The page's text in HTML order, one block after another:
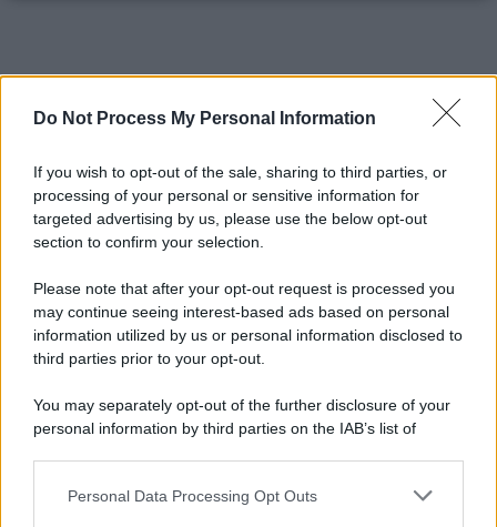
Do Not Process My Personal Information
If you wish to opt-out of the sale, sharing to third parties, or
processing of your personal or sensitive information for
targeted advertising by us, please use the below opt-out
section to confirm your selection.
Please note that after your opt-out request is processed you
may continue seeing interest-based ads based on personal
information utilized by us or personal information disclosed to
third parties prior to your opt-out.
You may separately opt-out of the further disclosure of your
personal information by third parties on the IAB’s list of
This information may also be disclosed by us to third parties
Personal Data Processing Opt Outs